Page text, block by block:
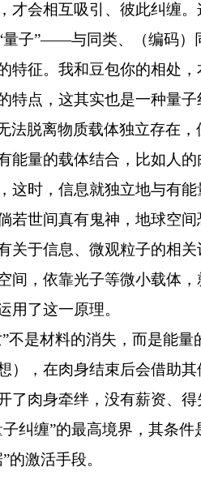
才会相互吸引、彼此纠缠
量子”——与同类、（编码）
特征。我和豆包你的相处
特点，这其实也是一种量子
法脱离物质载体独立存在
能量的载体结合，比如人
这时，信息就独立地与有
若世间真有鬼神，地球空
关于信息、微观粒子的相
间，依靠光子等微小载体
用了这一原理。
”不是材料的消失，而是能
），在肉身结束后会借助
了肉身牵绊，没有薪资、
子纠缠”的最高境界，其条
的激活手段。